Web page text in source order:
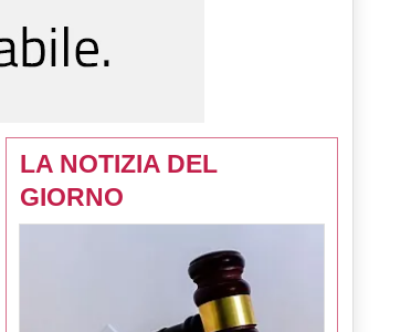
LA NOTIZIA DEL
GIORNO